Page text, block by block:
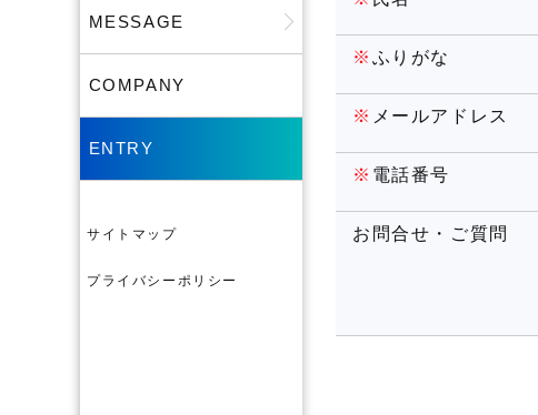
MESSAGE
COMPANY
ENTRY
サイトマップ
プライバシーポリシー
※ ふりがな
※ メールアドレス
※ 電話番号
お問合せ・ご質問